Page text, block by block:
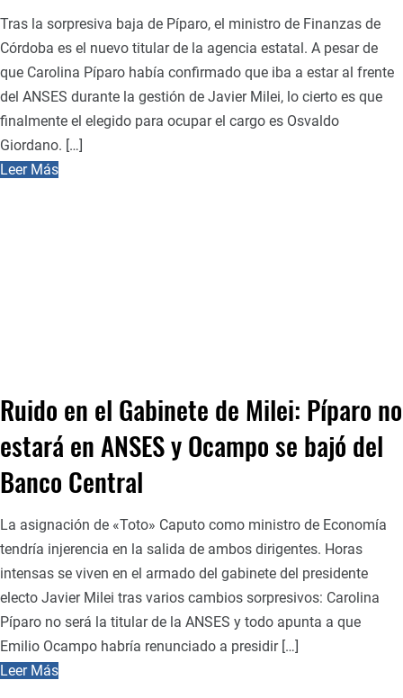
Tras la sorpresiva baja de Píparo, el ministro de Finanzas de
Córdoba es el nuevo titular de la agencia estatal. A pesar de
que Carolina Píparo había confirmado que iba a estar al frente
del ANSES durante la gestión de Javier Milei, lo cierto es que
finalmente el elegido para ocupar el cargo es Osvaldo
Giordano. […]
Leer Más
Ruido en el Gabinete de Milei: Píparo no
estará en ANSES y Ocampo se bajó del
Banco Central
La asignación de «Toto» Caputo como ministro de Economía
tendría injerencia en la salida de ambos dirigentes. Horas
intensas se viven en el armado del gabinete del presidente
electo Javier Milei tras varios cambios sorpresivos: Carolina
Píparo no será la titular de la ANSES y todo apunta a que
Emilio Ocampo habría renunciado a presidir […]
Leer Más